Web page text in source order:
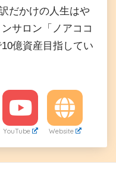
だかけの人生はや
サロン「ノアココ
億資産目指してい
YouTube Website